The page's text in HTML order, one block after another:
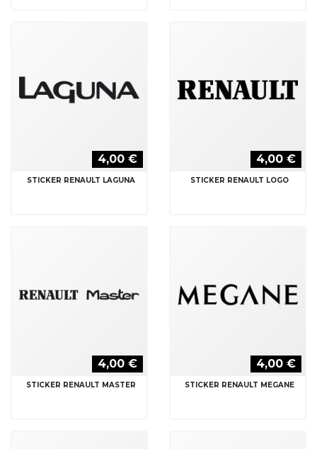
4,00 €
STICKER RENAULT LAGUNA
4,00 €
STICKER RENAULT LOGO
4,00 €
STICKER RENAULT MASTER
4,00 €
STICKER RENAULT MEGANE